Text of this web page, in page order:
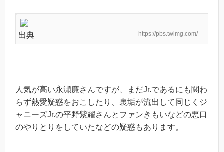
出典 https://pbs.twimg.com/
人気が高い永瀬廉さんですが、まだJr.であるにも関わ
らず熱愛疑惑をおこしたり、裏垢が流出して同じくジ
ャニーズJr.の平野紫耀さんとファンきもいなどの悪口
のやりとりをしていたなどの疑惑もあります。